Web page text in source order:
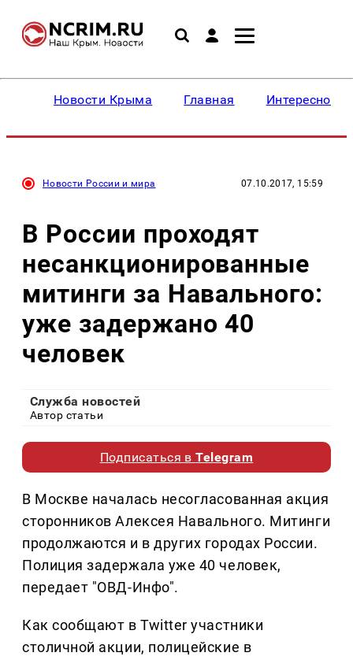
Новости Крыма Главная Интересное
Новости России и мира 07.10.2017, 15:59
В России проходят
несанкционированные
митинги за Навального:
уже задержано 40
человек
Служба новостей
Автор статьи
Подписаться вTelegram
В Москве началась несогласованная акция
сторонников Алексея Навального. Митинги
продолжаются и в других городах России.
Полиция задержала уже 40 человек,
передает "ОВД-Инфо".
Как сообщают в Twitter участники
столичной акции, полицейские в